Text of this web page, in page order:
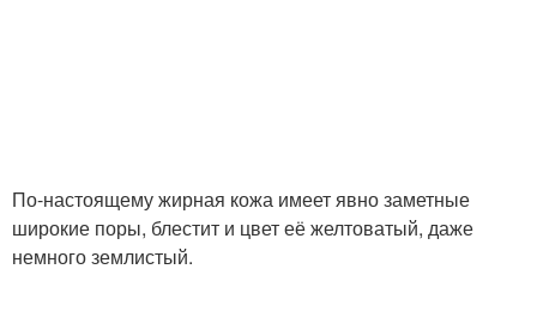
Жирная кожа
По-настоящему жирная кожа имеет явно заметные
широкие поры, блестит и цвет её желтоватый, даже
немного землистый.